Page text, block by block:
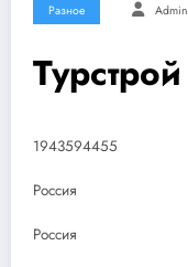
Разное Admin
Турстрой
1943594455
Россия
Россия